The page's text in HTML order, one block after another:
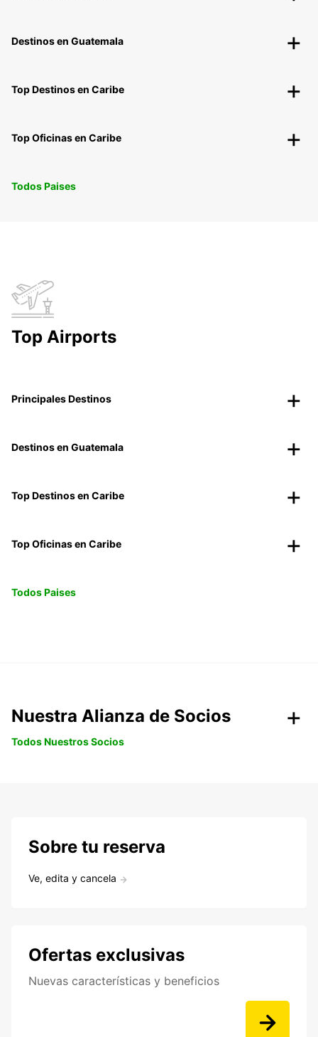
Destinos en Guatemala
Top Destinos en Caribe
Top Oficinas en Caribe
Todos Paises
Top Airports
Principales Destinos
Destinos en Guatemala
Top Destinos en Caribe
Top Oficinas en Caribe
Todos Paises
Nuestra Alianza de Socios
Todos Nuestros Socios
Sobre tu reserva
Ve, edita y cancela
Ofertas exclusivas
Nuevas características y beneficios